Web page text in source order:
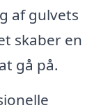
af gulvets
skaber en
gå på.